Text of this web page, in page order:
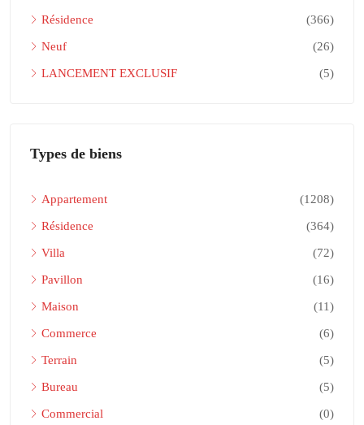
Résidence (366)
Neuf (26)
LANCEMENT EXCLUSIF (5)
Types de biens
Appartement (1208)
Résidence (364)
Villa (72)
Pavillon (16)
Maison (11)
Commerce (6)
Terrain (5)
Bureau (5)
Commercial (0)